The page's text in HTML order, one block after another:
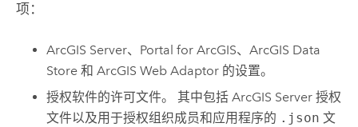
项：
ArcGIS Server、 Portal for ArcGIS、ArcGIS Data
Store 和ArcGIS Web Adaptor 的设置。
授权软件的许可文件。 其中包括ArcGIS Server 授权
文件以及用于授权组织成员和应用程序的 .json 文